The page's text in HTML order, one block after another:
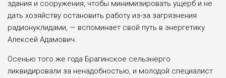
здания и сооружения, чтобы минимизировать ущерб и не
дать хозяйству остановить работу из-за загрязнения
радионуклидами, — вспоминает свой путь в энергетику
Алексей Адамович.
Осенью того же года Брагинское сельэнерго
ликвидировали за ненадобностью, и молодой специалист